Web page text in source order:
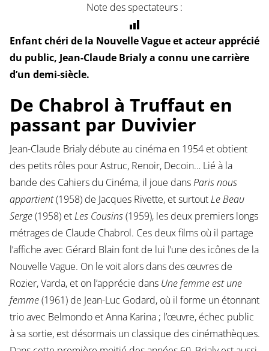
Note des spectateurs :
Enfant chéri de la Nouvelle Vague et acteur apprécié
du public, Jean-Claude Brialy a connu une carrière
d’un demi-siècle.
De Chabrol à Truffaut en
passant par Duvivier
Jean-Claude Brialy débute au cinéma en 1954 et obtient
des petits rôles pour Astruc, Renoir, Decoin… Lié à la
bande des Cahiers du Cinéma, il joue dansParis nous
appartient(1958) de Jacques Rivette, et surtoutLe Beau
Serge(1958) etLes Cousins(1959), les deux premiers longs
métrages de Claude Chabrol. Ces deux films où il partage
l’affiche avec Gérard Blain font de lui l’une des icônes de la
Nouvelle Vague. On le voit alors dans des œuvres de
Rozier, Varda, et on l’apprécie dans Une femme est une
femme(1961) de Jean-Luc Godard, où il forme un étonnant
trio avec Belmondo et Anna Karina ; l’œuvre, échec public
à sa sortie, est désormais un classique des cinémathèques.